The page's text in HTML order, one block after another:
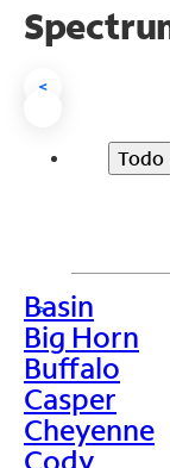
<
Todo
>
Basin
Big Horn
Buffalo
Casper
Cheyenne
Cody